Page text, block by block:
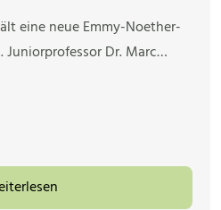
eine neue Emmy-Noether-
Dr. Marc…